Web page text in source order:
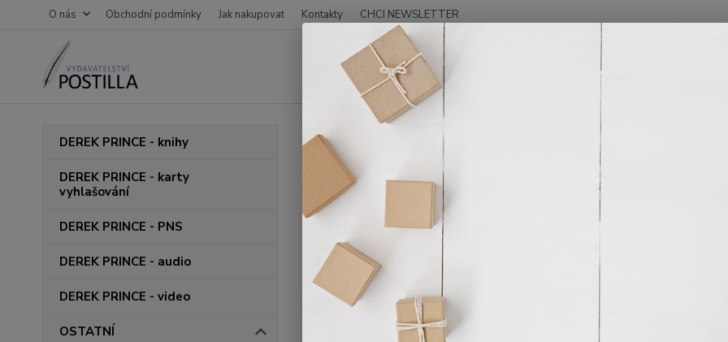
O nás Obchodní podmínky Jak nakupovat Kontakty CHCI NEWSLETTER
DEREK PRINCE - knihy
DEREK PRINCE - karty
vyhlašování
DEREK PRINCE - PNS
DEREK PRINCE - audio
DEREK PRINCE - video
OSTATNÍ
Úvod COPELAND KENNETH
COPELAND KENNETH
Kč